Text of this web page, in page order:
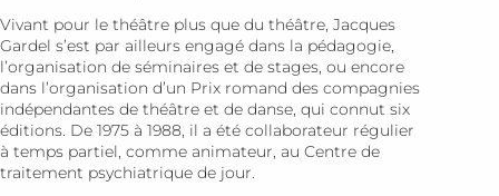
Vivant pour le théâtre plus que du théâtre, Jacques
Gardel s’est par ailleurs engagé dans la pédagogie,
l’organisation de séminaires et de stages, ou encore
dans l’organisation d’un Prix romand des compagnies
indépendantes de théâtre et de danse, qui connut six
éditions. De 1975 à 1988, il a été collaborateur régulier
à temps partiel, comme animateur, au Centre de
traitement psychiatrique de jour.